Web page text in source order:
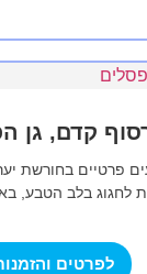
קדם, גן
פרטיים בחורשת
לחגוג בלב הטבע,
לפרטים